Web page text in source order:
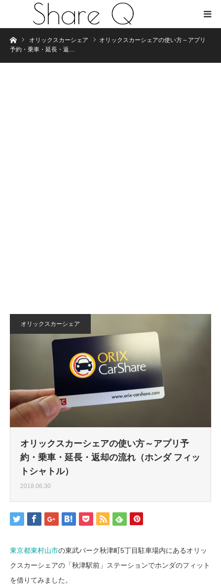
Homeオリックスカーシェア
オリックスカーシェアの使い方～アプリ
予約・乗車・延長・返…
オリックスカーシェア
オリックスカーシェアの使い方～アプリ予
約・乗車・延長・返却の流れ（ホンダ フィッ
トシャトル）
2018.06.30
東京都東村山市の東武パーク秋津町5丁目駐車場内にあるオリッ
クスカーシェアの「秋津駅前」ステーションでホンダのフィット
を借りてみました。